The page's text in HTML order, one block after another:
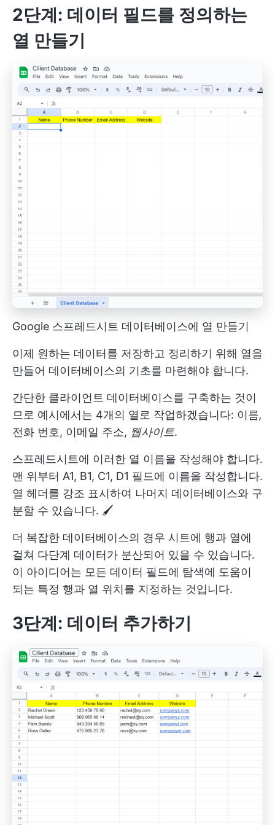
2단계: 데이터 필드를 정의하는
열 만들기
Google 스프레드시트 데이터베이스에 열 만들기
이제 원하는 데이터를 저장하고 정리하기 위해 열을
만들어 데이터베이스의 기초를 마련해야 합니다.
간단한 클라이언트 데이터베이스를 구축하는 것이
므로 예시에서는 4개의 열로 작업하겠습니다: 이름,
전화 번호, 이메일 주소, 웹사이트.
스프레드시트에 이러한 열 이름을 작성해야 합니다.
맨 위부터 A1, B1, C1, D1 필드에 이름을 작성합니다.
열 헤더를 강조 표시하여 나머지 데이터베이스와 구
분할 수 있습니다. 🖌️
더 복잡한 데이터베이스의 경우 시트에 행과 열에
걸쳐 다단계 데이터가 분산되어 있을 수 있습니다.
이 아이디어는 모든 데이터 필드에 탐색에 도움이
되는 특정 행과 열 위치를 지정하는 것입니다.
3단계: 데이터 추가하기